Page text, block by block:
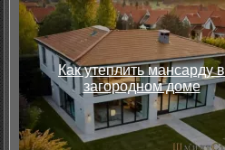
Как утеплить мансарду в
загородном доме